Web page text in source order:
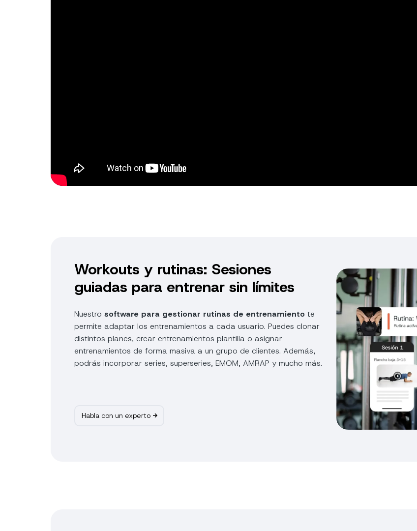
Workouts y rutinas: Sesiones
guiadas para entrenar sin límites
Nuestro software para gestionar rutinas de entrenamiento te
permite adaptar los entrenamientos a cada usuario. Puedes clonar
distintos planes, crear entrenamientos plantilla o asignar
entrenamientos de forma masiva a un grupo de clientes. Además,
podrás incorporar series, superseries, EMOM, AMRAP y mucho más.
Habla con un experto